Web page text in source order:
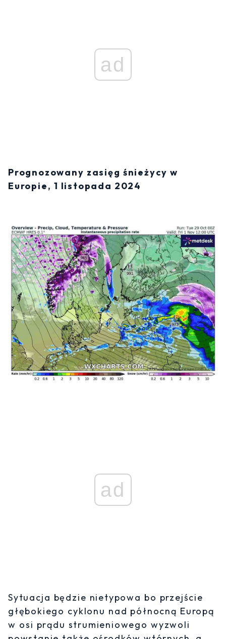
ad
Prognozowany zasięg śnieżycy w
Europie, 1 listopada 2024
ad
Sytuacja będzie nietypowa bo przejście
głębokiego cyklonu nad północną Europą
w osi prądu strumieniowego wyzwoli